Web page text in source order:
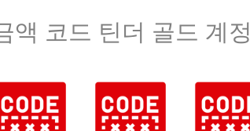
액 코드 틴더 골드 계정